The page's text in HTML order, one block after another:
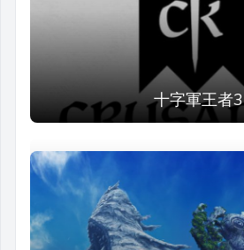
十字軍王者3